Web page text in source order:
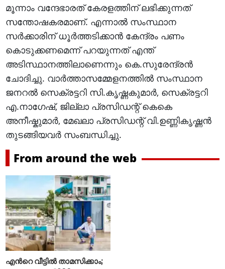
മൂന്നാം വന്ദേഭാരത് കേരളത്തിന് ലഭിക്കുന്നത്
സന്തോഷകരമാണ്. എന്നാൽ സംസ്ഥാന
സർക്കാരിന് ധൂർത്തടിക്കാൻ കേന്ദ്രം പണം
കൊടുക്കണമെന്ന് പറയുന്നത് എന്ത്
അടിസ്ഥാനത്തിലാണെന്നും കെ.സുരേന്ദ്രൻ
ചോദിച്ചു. വാർത്താസമ്മേളനത്തിൽ സംസ്ഥാന
ജനറൽ സെക്രട്ടറി സി.കൃഷ്ണകുമാർ, സെക്രട്ടറി
എ.നാ​ഗേഷ്, ജില്ലാ പ്രസിഡന്റ് കെകെ
അനീഷ്കുമാർ, മേഖലാ പ്രസിഡന്റ് വി.ഉണ്ണികൃഷ്ണൻ
തുടങ്ങിയവർ സംബന്ധിച്ചു.
From around the web
എന്‍റെ വീട്ടില്‍ താമസിക്കാം;